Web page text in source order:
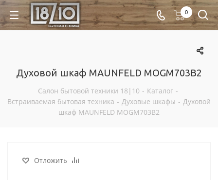
0
Духовой шкаф MAUNFELD MOGM703B2
Салон бытовой техники 18|10 - Каталог -
Встраиваемая бытовая техника - Духовые шкафы - Духовой
шкаф MAUNFELD MOGM703B2
Отложить